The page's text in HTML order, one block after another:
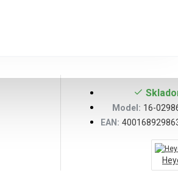
Model: 16-
EAN: